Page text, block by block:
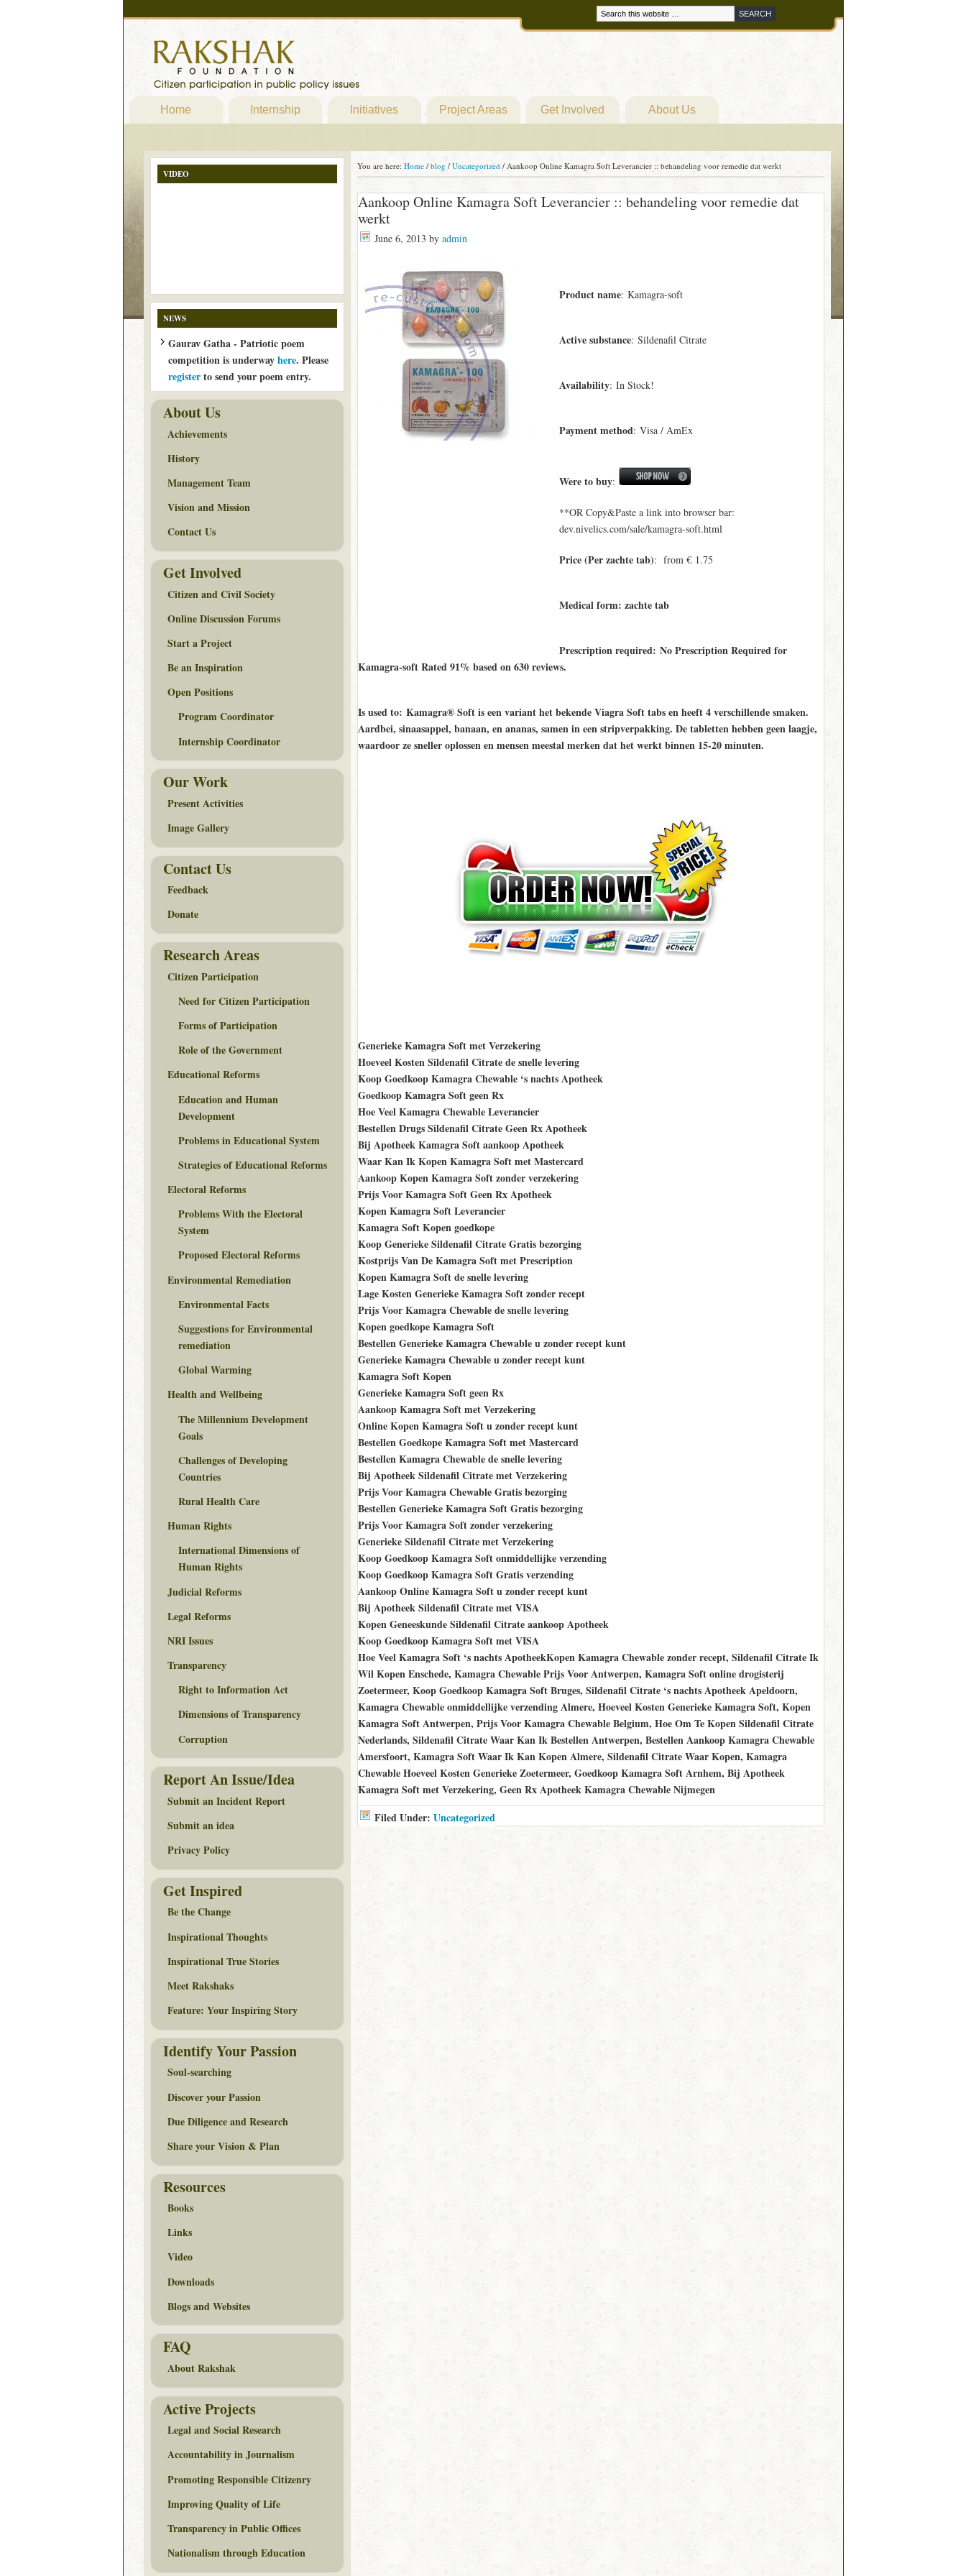
Home Internship Initiatives Project Areas Get Involved About Us
You are here: Home / blog / Uncategorized /Aankoop Online Kamagra Soft Leverancier :: behandeling voor remedie dat werkt
Aankoop Online Kamagra Soft Leverancier :: behandeling voor remedie dat
werkt
June 6, 2013 by admin
Product name: Kamagra-soft
Active substance: Sildenafil Citrate
Availability: In Stock!
Payment method: Visa / AmEx
Were to buy:
**OR Copy&Paste a link into browser bar:
dev.nivelics.com/sale/kamagra-soft.html
Price (Per zachte tab): from € 1.75
Medical form: zachte tab
Prescription required: No Prescription Required for
Kamagra-soft Rated91%based on630reviews.
Is used to: Kamagra® Soft is een variant het bekende Viagra Soft tabs en heeft 4 verschillende smaken.
Aardbei, sinaasappel, banaan, en ananas, samen in een stripverpakking. De tabletten hebben geen laagje,
waardoor ze sneller oplossen en mensen meestal merken dat het werkt binnen 15-20 minuten.
Generieke Kamagra Soft met Verzekering
Hoeveel Kosten Sildenafil Citrate de snelle levering
Koop Goedkoop Kamagra Chewable ‘s nachts Apotheek
Goedkoop Kamagra Soft geen Rx
Hoe Veel Kamagra Chewable Leverancier
Bestellen Drugs Sildenafil Citrate Geen Rx Apotheek
Bij Apotheek Kamagra Soft aankoop Apotheek
Waar Kan Ik Kopen Kamagra Soft met Mastercard
Aankoop Kopen Kamagra Soft zonder verzekering
Prijs Voor Kamagra Soft Geen Rx Apotheek
Kopen Kamagra Soft Leverancier
Kamagra Soft Kopen goedkope
Koop Generieke Sildenafil Citrate Gratis bezorging
Kostprijs Van De Kamagra Soft met Prescription
Kopen Kamagra Soft de snelle levering
Lage Kosten Generieke Kamagra Soft zonder recept
Prijs Voor Kamagra Chewable de snelle levering
Kopen goedkope Kamagra Soft
Bestellen Generieke Kamagra Chewable u zonder recept kunt
Generieke Kamagra Chewable u zonder recept kunt
Kamagra Soft Kopen
Generieke Kamagra Soft geen Rx
Aankoop Kamagra Soft met Verzekering
Online Kopen Kamagra Soft u zonder recept kunt
Bestellen Goedkope Kamagra Soft met Mastercard
Bestellen Kamagra Chewable de snelle levering
Bij Apotheek Sildenafil Citrate met Verzekering
Prijs Voor Kamagra Chewable Gratis bezorging
Bestellen Generieke Kamagra Soft Gratis bezorging
Prijs Voor Kamagra Soft zonder verzekering
Generieke Sildenafil Citrate met Verzekering
Koop Goedkoop Kamagra Soft onmiddellijke verzending
Koop Goedkoop Kamagra Soft Gratis verzending
Aankoop Online Kamagra Soft u zonder recept kunt
Bij Apotheek Sildenafil Citrate met VISA
Kopen Geneeskunde Sildenafil Citrate aankoop Apotheek
Koop Goedkoop Kamagra Soft met VISA
Hoe Veel Kamagra Soft ‘s nachts ApotheekKopen Kamagra Chewable zonder recept, Sildenafil Citrate Ik
Wil Kopen Enschede, Kamagra Chewable Prijs Voor Antwerpen, Kamagra Soft online drogisterij
Zoetermeer, Koop Goedkoop Kamagra Soft Bruges, Sildenafil Citrate ‘s nachts Apotheek Apeldoorn,
Kamagra Chewable onmiddellijke verzending Almere, Hoeveel Kosten Generieke Kamagra Soft, Kopen
Kamagra Soft Antwerpen, Prijs Voor Kamagra Chewable Belgium, Hoe Om Te Kopen Sildenafil Citrate
Nederlands, Sildenafil Citrate Waar Kan Ik Bestellen Antwerpen, Bestellen Aankoop Kamagra Chewable
Amersfoort, Kamagra Soft Waar Ik Kan Kopen Almere, Sildenafil Citrate Waar Kopen, Kamagra
Chewable Hoeveel Kosten Generieke Zoetermeer, Goedkoop Kamagra Soft Arnhem, Bij Apotheek
Kamagra Soft met Verzekering, Geen Rx Apotheek Kamagra Chewable Nijmegen
Filed Under: Uncategorized
VIDEO
NEWS
Gaurav Gatha - Patriotic poem
competition is underwayhere. Please
registerto send your poem entry.
About Us
Achievements
History
Management Team
Vision and Mission
Contact Us
Get Involved
Citizen and Civil Society
Online Discussion Forums
Start a Project
Be an Inspiration
Open Positions
Program Coordinator
Internship Coordinator
Our Work
Present Activities
Image Gallery
Contact Us
Feedback
Donate
Research Areas
Citizen Participation
Need for Citizen Participation
Forms of Participation
Role of the Government
Educational Reforms
Education and Human
Development
Problems in Educational System
Strategies of Educational Reforms
Electoral Reforms
Problems With the Electoral
System
Proposed Electoral Reforms
Environmental Remediation
Environmental Facts
Suggestions for Environmental
remediation
Global Warming
Health and Wellbeing
The Millennium Development
Goals
Challenges of Developing
Countries
Rural Health Care
Human Rights
International Dimensions of
Human Rights
Judicial Reforms
Legal Reforms
NRI Issues
Transparency
Right to Information Act
Dimensions of Transparency
Corruption
Report An Issue/Idea
Submit an Incident Report
Submit an idea
Privacy Policy
Get Inspired
Be the Change
Inspirational Thoughts
Inspirational True Stories
Meet Rakshaks
Feature: Your Inspiring Story
Identify Your Passion
Soul-searching
Discover your Passion
Due Diligence and Research
Share your Vision & Plan
Resources
Books
Links
Video
Downloads
Blogs and Websites
FAQ
About Rakshak
Active Projects
Legal and Social Research
Accountability in Journalism
Promoting Responsible Citizenry
Improving Quality of Life
Transparency in Public Offices
Nationalism through Education